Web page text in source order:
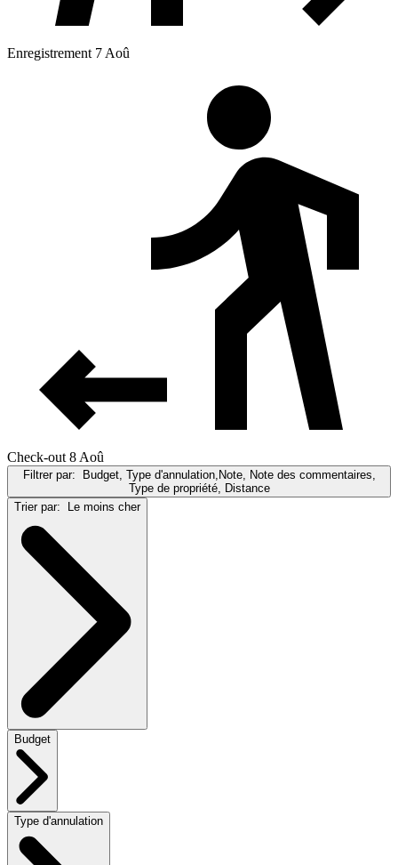
Enregistrement 7 Aoû
Check-out 8 Aoû
Filtrer par:
Budget, Type d'annulation,Note, Note des commentaires,
Type de propriété, Distance
Trier par:
Le moins cher
Budget
Type d'annulation